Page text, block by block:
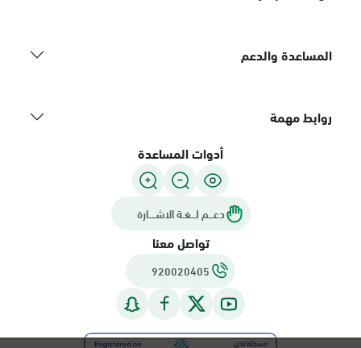
المساعدة والدعم
روابط مهمة
أدوات المساعدة
دعـــم لـــغـة الاشــــارة
تواصل معنا
920020405